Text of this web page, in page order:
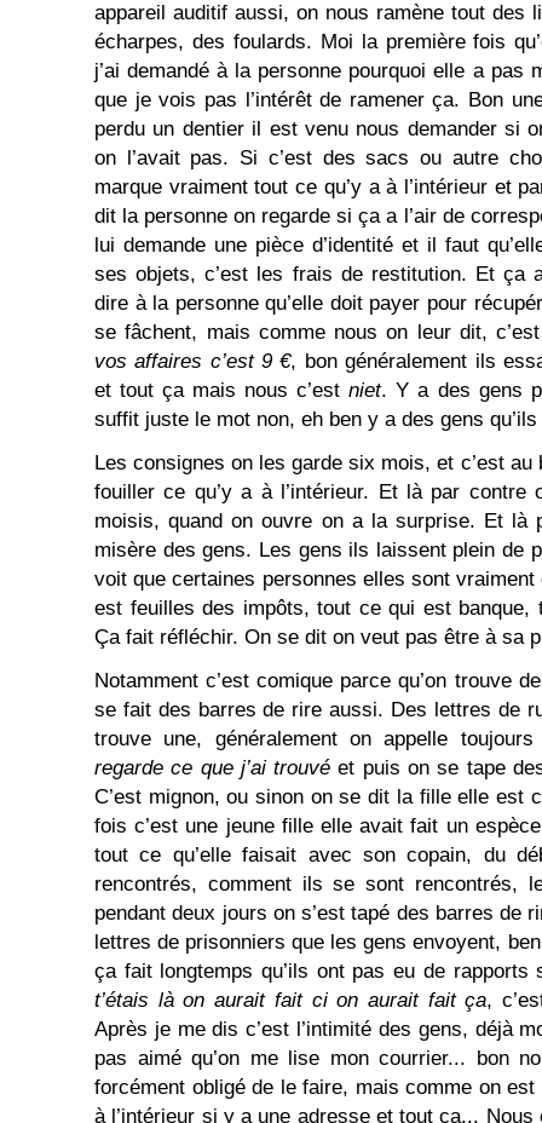
appareil auditif aussi, on nous ramène tout des
écharpes, des foulards. Moi la première fois
j’ai demandé à la personne pourquoi elle a pas
que je vois pas l’intérêt de ramener ça. Bon
perdu un dentier il est venu nous demander si
on l’avait pas. Si c’est des sacs ou autre
marque vraiment tout ce qu’y a à l’intérieur et
dit la personne on regarde si ça a l’air de
lui demande une pièce d’identité et il faut
ses objets, c’est les frais de restitution. Et ça
dire à la personne qu’elle doit payer pour
se fâchent, mais comme nous on leur dit,
vos affaires c’est 9 €, bon généralement ils
et tout ça mais nous c’estniet. Y a des gens
suffit juste le mot non, eh ben y a des gens
Les consignes on les garde six mois, et c’est au
fouiller ce qu’y a à l’intérieur. Et là par contre
moisis, quand on ouvre on a la surprise. Et là
misère des gens. Les gens ils laissent plein de
voit que certaines personnes elles sont vraiment
est feuilles des impôts, tout ce qui est
Ça fait réfléchir. On se dit on veut pas être à sa
Notamment c’est comique parce qu’on trouve
se fait des barres de rire aussi. Des lettres de
trouve une, généralement on appelle
regarde ce que j’ai trouvéet puis on se tape
C’est mignon, ou sinon on se dit la fille elle est
fois c’est une jeune fille elle avait fait un
tout ce qu’elle faisait avec son copain, du
rencontrés, comment ils se sont rencontrés,
pendant deux jours on s’est tapé des barres de
lettres de prisonniers que les gens envoyent,
ça fait longtemps qu’ils ont pas eu de
t’étais là on aurait fait ci on aurait fait ça,
Après je me dis c’est l’intimité des gens, déjà
pas aimé qu’on me lise mon courrier... bon
forcément obligé de le faire, mais comme on est
à l’intérieur si y a une adresse et tout ça...